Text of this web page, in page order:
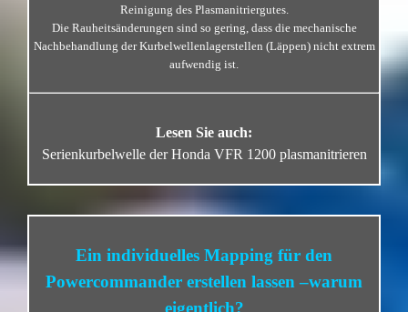
Reinigung des Plasmanitriergutes.
Die Rauheitsänderungen sind so gering, dass die mechanische
Nachbehandlung der Kurbelwellenlagerstellen (Läppen) nicht extrem
aufwendig ist.
Lesen Sie auch:
Serienkurbelwelle der Honda VFR 1200 plasmanitrieren
Ein individuelles Mapping für den
Powercommander erstellen lassen –warum
eigentlich?